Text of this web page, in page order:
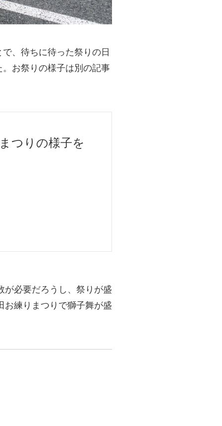
、待ちに待った祭りの日
お祭りの様子は別の記事
つりの様子を
が必要だろうし、祭りが盛
お練りまつりで獅子舞が盛